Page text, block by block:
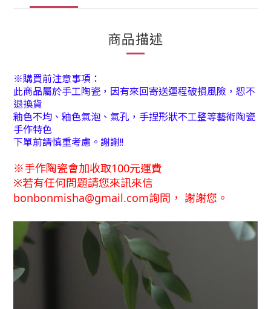
商品描述
※購買前注意事項：
此商品屬於手工陶瓷，因有來回寄送運程破損風險，恕不
退換貨
釉色不均、釉色氣泡、氣孔，手捏形狀不工整等藝術陶瓷
手作特色
下單前請慎重考慮。謝謝!!
※手作陶瓷會加收取100元運費
※若有任何問題請您來訊來信
bonbonmisha@gmail.com詢問 ， 謝謝您。